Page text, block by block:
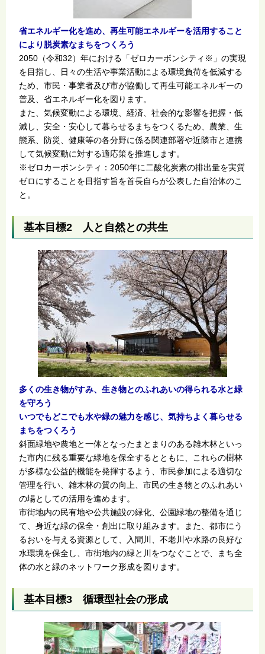
省エネルギー化を進め、再生可能エネルギーを活用すること
により脱炭素なまちをつくろう
2050（令和32）年における「ゼロカーボンシティ※」の実現
を目指し、日々の生活や事業活動による環境負荷を低減する
ため、市民・事業者及び市が協働して再生可能エネルギーの
普及、省エネルギー化を図ります。
また、気候変動による環境、経済、社会的な影響を把握・低
減し、安全・安心して暮らせるまちをつくるため、農業、生
態系、防災、健康等の各分野に係る関連部署や近隣市と連携
して気候変動に対する適応策を推進します。
※ゼロカーボンシティ：2050年に二酸化炭素の排出量を実質
ゼロにすることを目指す旨を首長自らが公表した自治体のこ
と。
基本目標2 人と自然との共生
多くの生き物がすみ、生き物とのふれあいの得られる水と緑
を守ろう
いつでもどこでも水や緑の魅力を感じ、気持ちよく暮らせる
まちをつくろう
斜面緑地や農地と一体となったまとまりのある雑木林といっ
た市内に残る重要な緑地を保全するとともに、これらの樹林
が多様な公益的機能を発揮するよう、市民参加による適切な
管理を行い、雑木林の質の向上、市民の生き物とのふれあい
の場としての活用を進めます。
市街地内の民有地や公共施設の緑化、公園緑地の整備を通じ
て、身近な緑の保全・創出に取り組みます。また、都市にう
るおいを与える資源として、入間川、不老川や水路の良好な
水環境を保全し、市街地内の緑と川をつなぐことで、まち全
体の水と緑のネットワーク形成を図ります。
基本目標3 循環型社会の形成